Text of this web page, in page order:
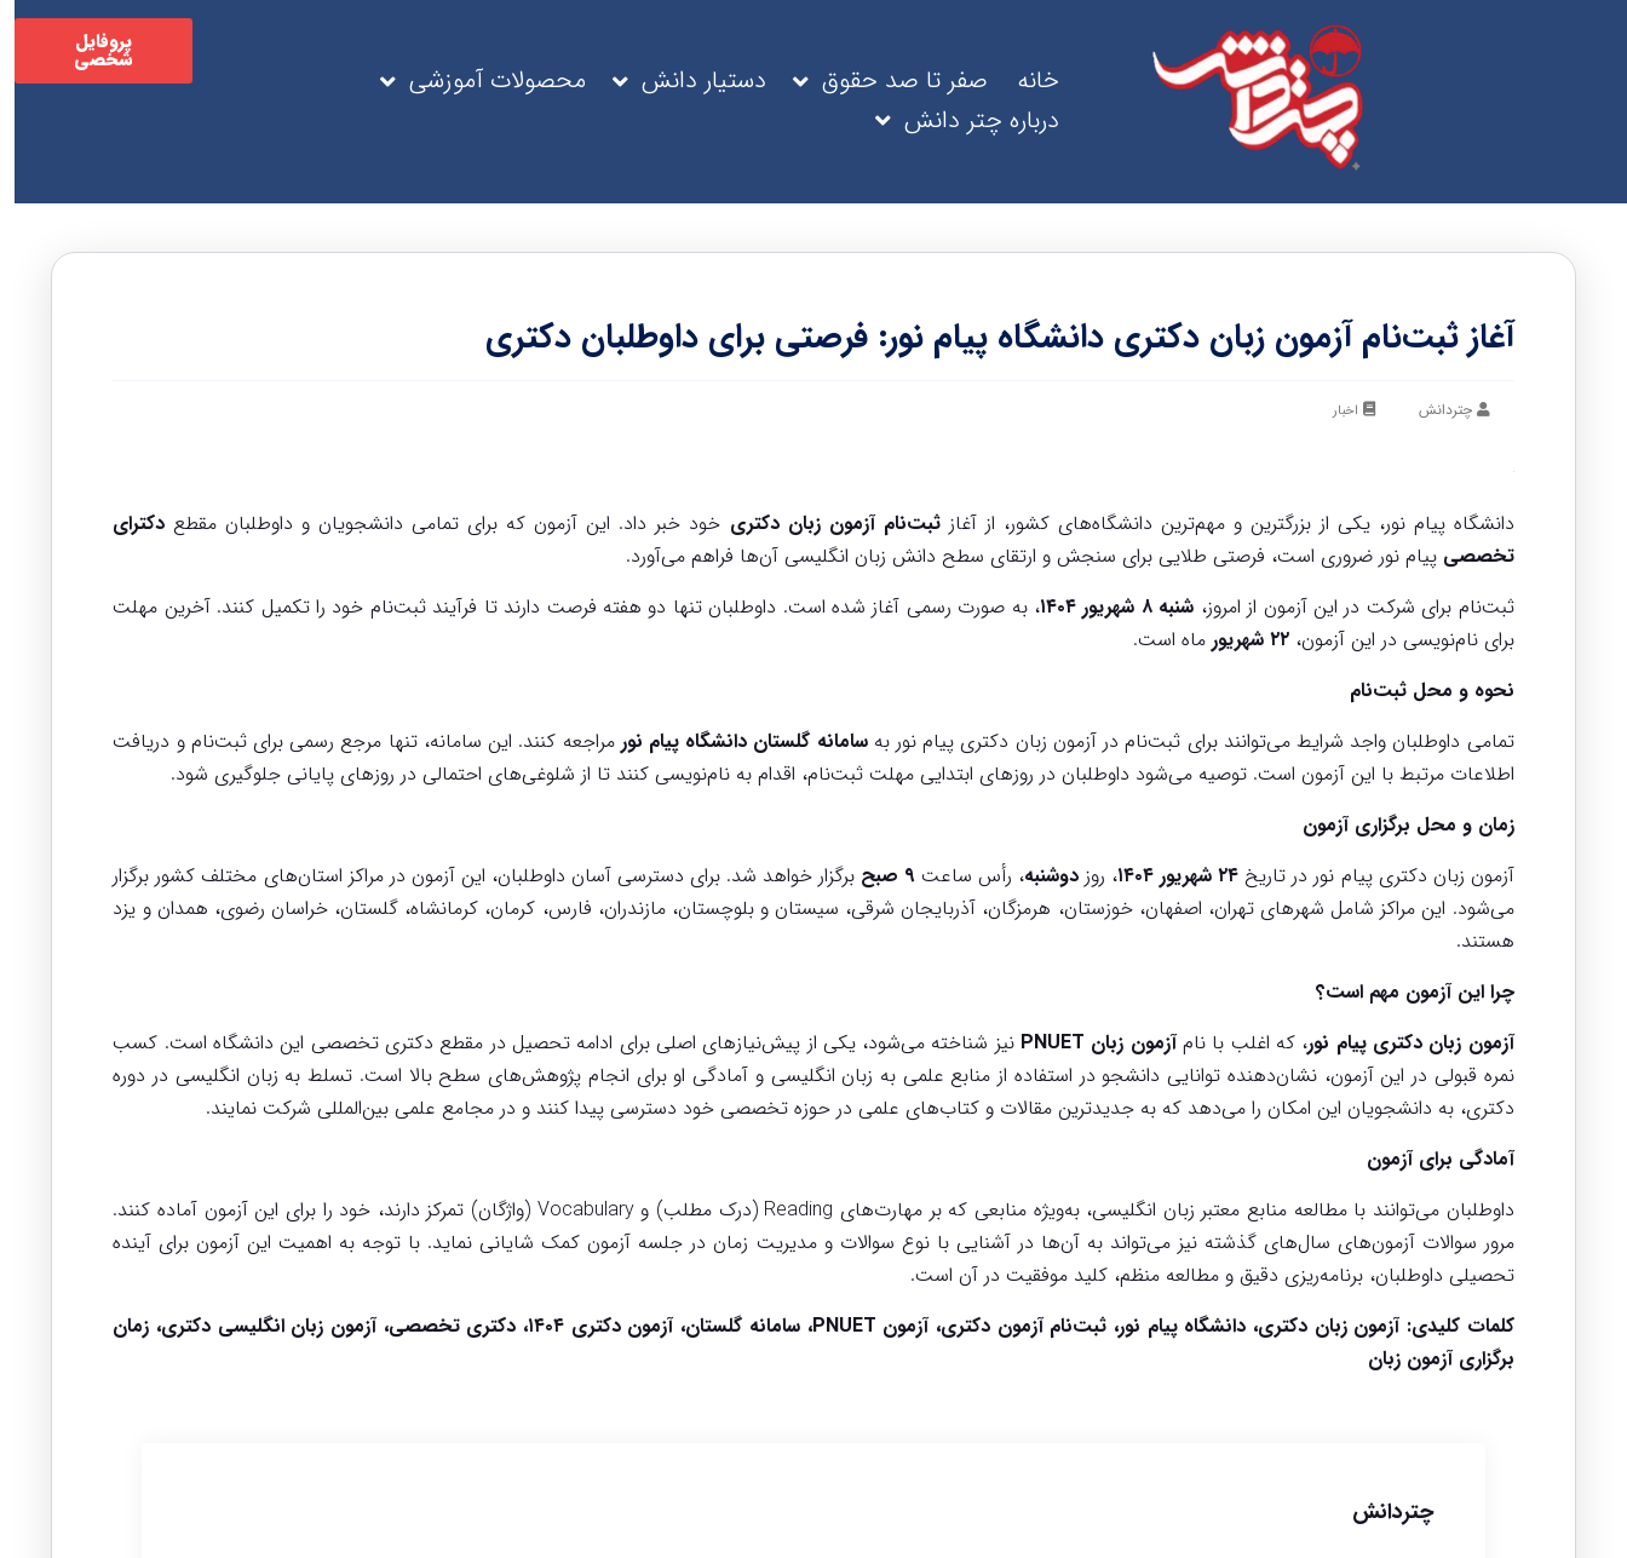
خانه صفر تا صد حقوق دستیار دانش
محصولات آموزشی
درباره چتر دانش
پروفایل
شخصی
آغاز ثبت‌نام آزمون زبان دکتری دانشگاه پیام نور: فرصتی برای داوطلبان دکتری
چتردانش اخبار
دانشگاه پیام نور، یکی از بزرگترین و مهم‌ترین دانشگاه‌های کشور، از آغازثبت‌نام آزمون زبان دکتری خود خبر داد. این آزمون که برای تمامی دانشجویان و داوطلبان مقطع دکترای
تخصصی پیام نور ضروری است، فرصتی طلایی برای سنجش و ارتقای سطح دانش زبان انگلیسی آن‌ها فراهم می‌آورد.
ثبت‌نام برای شرکت در این آزمون از امروز، شنبه ۸ شهریور ۱۴۰۴
، به صورت رسمی آغاز شده است. داوطلبان تنها دو هفته فرصت دارند تا فرآیند ثبت‌نام خود را تکمیل کنند. آخرین مهلت
برای نام‌نویسی در این آزمون،۲۲ شهریور
ماه است.
نحوه و محل ثبت‌نام
تمامی داوطلبان واجد شرایط می‌توانند برای ثبت‌نام در آزمون زبان دکتری پیام نور بهسامانه گلستان دانشگاه پیام نور مراجعه کنند. این سامانه، تنها مرجع رسمی برای ثبت‌نام و دریافت
اطلاعات مرتبط با این آزمون است. توصیه می‌شود داوطلبان در روزهای ابتدایی مهلت ثبت‌نام، اقدام به نام‌نویسی کنند تا از شلوغی‌های احتمالی در روزهای پایانی جلوگیری شود.
زمان و محل برگزاری آزمون
آزمون زبان دکتری پیام نور در تاریخ ۲۴ شهریور ۱۴۰۴ ، روز دوشنبه، رأس ساعت ۹ صبح
برگزار خواهد شد. برای دسترسی آسان داوطلبان، این آزمون در مراکز استان‌های مختلف کشور برگزار
می‌شود. این مراکز شامل شهرهای تهران، اصفهان، خوزستان، هرمزگان، آذربایجان شرقی، سیستان و بلوچستان، مازندران، فارس، کرمان، کرمانشاه، گلستان، خراسان رضوی، همدان و یزد
هستند.
چرا این آزمون مهم است؟
آزمون زبان دکتری پیام نور، که اغلب با نامآزمون زبان PNUET
نیز شناخته می‌شود، یکی از پیش‌نیازهای اصلی برای ادامه تحصیل در مقطع دکتری تخصصی این دانشگاه است. کسب
نمره قبولی در این آزمون، نشان‌دهنده توانایی دانشجو در استفاده از منابع علمی به زبان انگلیسی و آمادگی او برای انجام پژوهش‌های سطح بالا است. تسلط به زبان انگلیسی در دوره
دکتری، به دانشجویان این امکان را می‌دهد که به جدیدترین مقالات و کتاب‌های علمی در حوزه تخصصی خود دسترسی پیدا کنند و در مجامع علمی بین‌المللی شرکت نمایند.
آمادگی برای آزمون
داوطلبان می‌توانند با مطالعه منابع معتبر زبان انگلیسی، به‌ویژه منابعی که بر مهارت‌های Reading (درک مطلب) و Vocabulary (واژگان) تمرکز دارند، خود را برای این آزمون آماده کنند.
مرور سوالات آزمون‌های سال‌های گذشته نیز می‌تواند به آن‌ها در آشنایی با نوع سوالات و مدیریت زمان در جلسه آزمون کمک شایانی نماید. با توجه به اهمیت این آزمون برای آینده
تحصیلی داوطلبان، برنامه‌ریزی دقیق و مطالعه منظم، کلید موفقیت در آن است.
کلمات کلیدی: آزمون زبان دکتری، دانشگاه پیام نور، ثبت‌نام آزمون دکتری، آزمون PNUET، سامانه گلستان، آزمون دکتری ۱۴۰۴، دکتری تخصصی، آزمون زبان انگلیسی دکتری، زمان
برگزاری آزمون زبان
چتردانش